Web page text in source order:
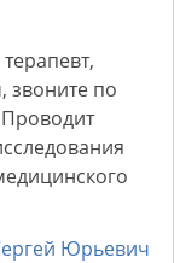
звоните по
Юрьевич